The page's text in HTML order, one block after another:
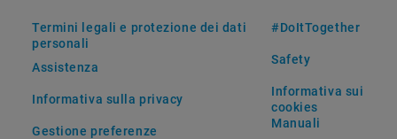
Termini legali e protezione dei dati
personali
Assistenza
Informativa sulla privacy
Gestione preferenze
#DoItTogether
Safety
Informativa sui
cookies
Manuali